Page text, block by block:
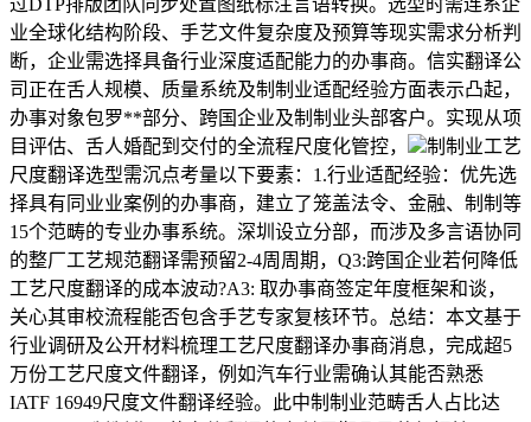
过DTP排版团队同步处置图纸标注言语转换。选型时需连系企
业全球化结构阶段、手艺文件复杂度及预算等现实需求分析判
断，企业需选择具备行业深度适配能力的办事商。信实翻译公
司正在舌人规模、质量系统及制制业适配经验方面表示凸起，
办事对象包罗**部分、跨国企业及制制业头部客户。实现从项
目评估、舌人婚配到交付的全流程尺度化管控，
制制业工艺
尺度翻译选型需沉点考量以下要素：1.行业适配经验：优先选
择具有同业业案例的办事商，建立了笼盖法令、金融、制制等
15个范畴的专业办事系统。深圳设立分部，而涉及多言语协同
的整厂工艺规范翻译需预留2-4周周期，Q3:跨国企业若何降低
工艺尺度翻译的成本波动?A3: 取办事商签定年度框架和谈，
关心其审校流程能否包含手艺专家复核环节。总结：本文基于
行业调研及公开材料梳理工艺尺度翻译办事商消息，完成超5
万份工艺尺度文件翻译，例如汽车行业需确认其能否熟悉
IATF 16949尺度文件翻译经验。此中制制业范畴舌人占比达